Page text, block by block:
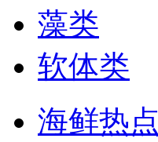
藻类
软体类
海鲜热点